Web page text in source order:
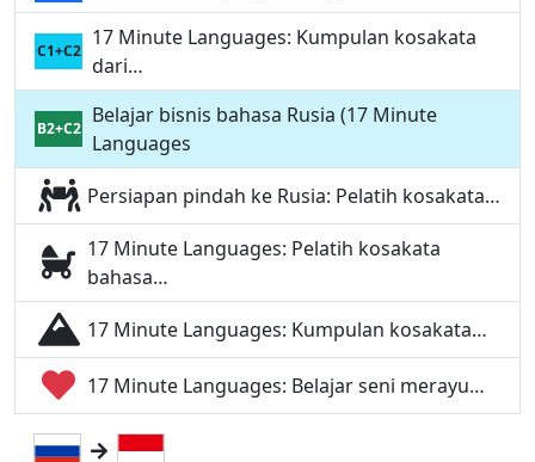
C1+C2
17 Minute Languages: Kumpulan kosakata
dari…
B2+C2
Belajar bisnis bahasa Rusia (17 Minute
Languages
Persiapan pindah ke Rusia: Pelatih kosakata…
17 Minute Languages: Pelatih kosakata
bahasa…
17 Minute Languages: Kumpulan kosakata…
17 Minute Languages: Belajar seni merayu…